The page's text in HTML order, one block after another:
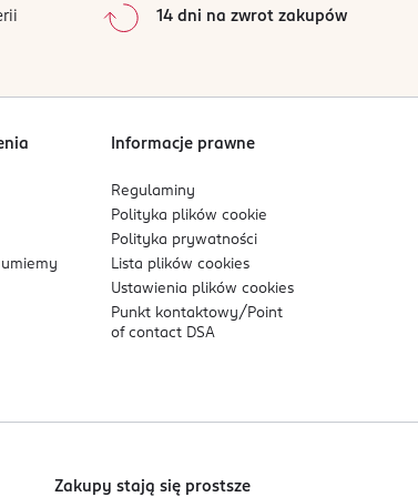
0%
Sortowanie wgdata: od najnowszej
14 dni na zwrot zakupów
Informacje prawne
Regulaminy
Polityka plikówcookie
Polityka prywatności
Lista plikówcookies
Ustawienia plikówcookies
Punkt kontaktowy/ Point
of contact DSA
Zakupy stają się prostsze